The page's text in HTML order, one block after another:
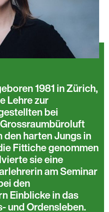
1981 in Zürich,
Lehre zur
bei
harten Jungs in
Fittiche genommen
sie eine
am Seminar
den
Einblicke in das
und Ordensleben.